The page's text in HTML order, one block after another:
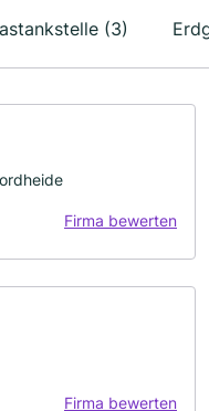
(3)
Firma bewerten
Firma bewerten